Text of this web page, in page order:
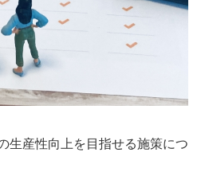
生産性向上を目指せる施策につ